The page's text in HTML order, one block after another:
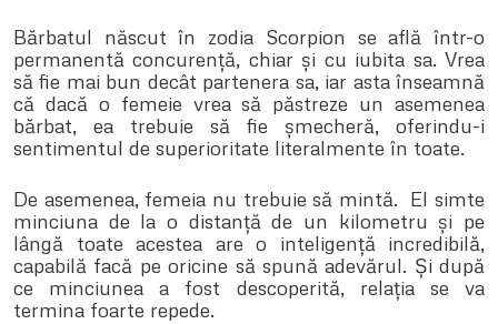
Bărbatul născut în zodia Scorpion se află într-o
permanentă concurență, chiar și cu iubita sa. Vrea
să fie mai bun decât partenera sa, iar asta înseamnă
că dacă o femeie vrea să păstreze un asemenea
bărbat, ea trebuie să fie șmecheră, oferindu-i
sentimentul de superioritate literalmente în toate.
De asemenea, femeia nu trebuie să mintă. El simte
minciuna de la o distanță de un kilometru și pe
lângă toate acestea are o inteligență incredibilă,
capabilă facă pe oricine să spună adevărul. Și după
ce minciunea a fost descoperită, relația se va
termina foarte repede.